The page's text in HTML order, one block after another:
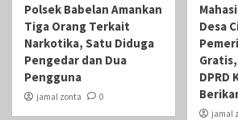
Polsek Babelan Amankan
Tiga Orang Terkait
Narkotika, Satu Diduga
Pengedar dan Dua
Pengguna
jamal zonta 0
Desa
DPRD
jamal